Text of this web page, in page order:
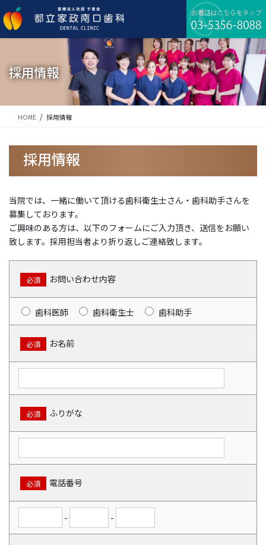
ン
テ
ビ
ゲ
移
採用情報
HOME 採用情報
採用情報
当院では、一緒に働いて頂ける歯科衛生士さん・歯科助手さんを
募集しております。
ご興味のある方は、以下のフォームにご入力頂き、送信をお願い
致します。採用担当者より折り返しご連絡致します。
必須 お問い合わせ内容
歯科医師 歯科衛生士 歯科助手
必須 お名前
必須 ふりがな
必須 電話番号
- -